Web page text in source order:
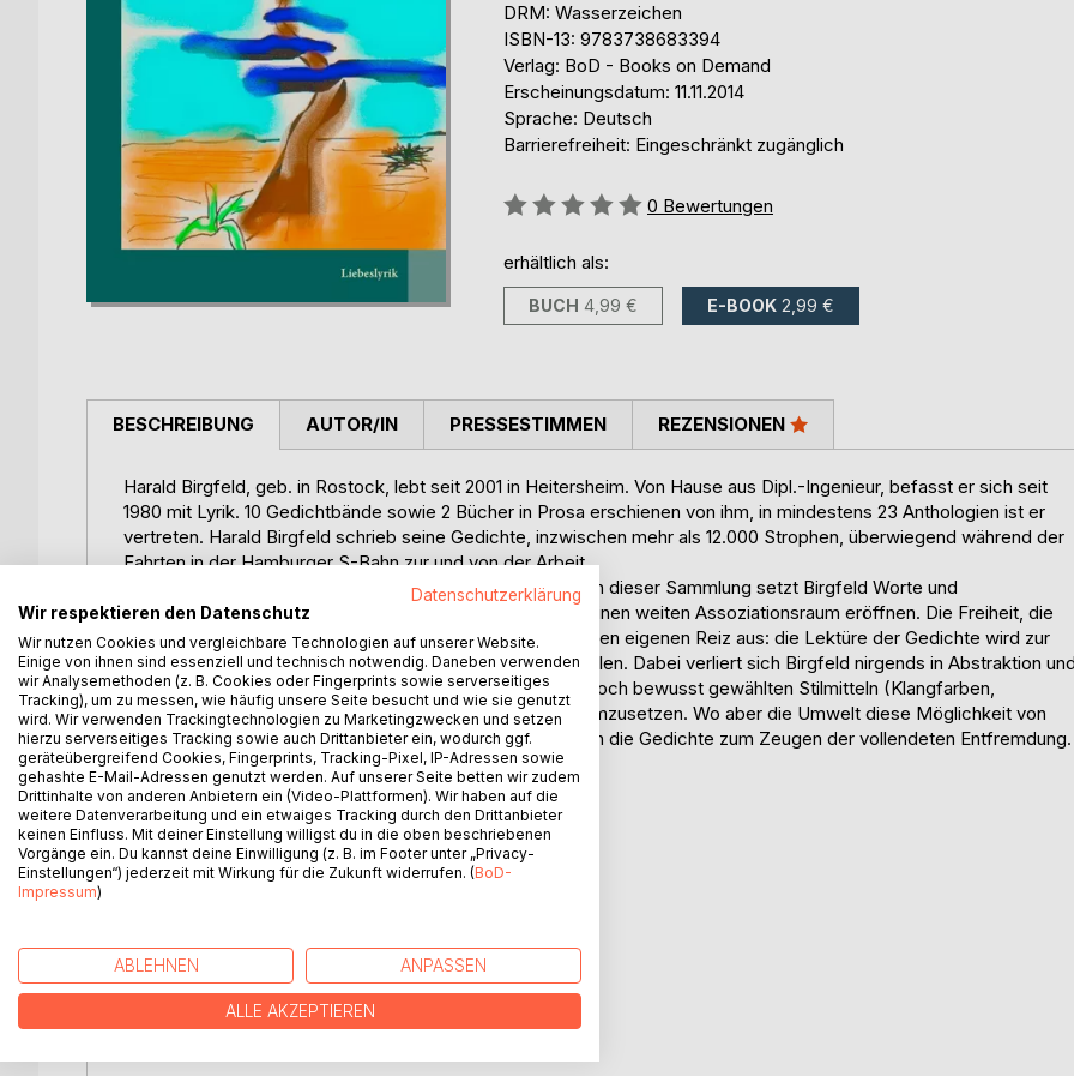
DRM: Wasserzeichen
ISBN-13: 9783738683394
Verlag: BoD - Books on Demand
Erscheinungsdatum: 11.11.2014
Sprache: Deutsch
Barrierefreiheit: Eingeschränkt zugänglich
Bewertung::
0 Bewertungen
erhältlich als:
BUCH 4,99 € E-BOOK 2,99 €
BESCHREIBUNG
Harald Birgfeld, geb. in Rostock, lebt seit 2001 in Heitersheim. Von Hause aus Dipl.-Ingenieur, befasst er sich seit
1980 mit Lyrik. 10 Gedichtbände sowie 2 Bücher in Prosa erschienen von ihm, in mindestens 23 Anthologien ist er
vertreten. Harald Birgfeld schrieb seine Gedichte, inzwischen mehr als 12.000 Strophen, überwiegend während der
Fahrten in der Hamburger S-Bahn zur und von der Arbeit.
In den sprachlich aufs Äußerste reduzierten 132 Gedichten dieser Sammlung setzt Birgfeld Worte und
Satzfragmente gegeneinander, lässt sie Pole bilden, die einen weiten Assoziationsraum eröffnen. Die Freiheit, die
sie dem Leser lassen, diesen Freiraum zu füllen, macht ihren eigenen Reiz aus: die Lektüre der Gedichte wird zur
Herausforderung, sich seinen eigenen Erfahrungen zu stellen. Dabei verliert sich Birgfeld nirgends in Abstraktion
leeren Begriffen: er versucht im Gegenteil, mit wenigen, doch bewusst gewählten Stilmitteln (Klangfarben,
sparsamen Reimen) die Erfahrung der Sinne in Sprache umzusetzen. Wo aber die Umwelt diese Möglichkeit von
'Erfahrung' im wörtlichen Sinne nicht mehr zulässt, werden die Gedichte zum Zeugen der vollendeten Entfremdung.
Ich umfasse dich
Von hinten
Jeden Morgen
Im Spiegel wird
AUTOR/IN PRESSESTIMMEN REZENSIONEN
Datenschutzerklärung
Wir respektieren den Datenschutz
Wir nutzen Cookies und vergleichbare Technologien auf unserer Website.
Einige von ihnen sind essenziell und technisch notwendig. Daneben verwenden
wir Analysemethoden (z. B. Cookies oder Fingerprints sowie serverseitiges
Tracking), um zu messen, wie häufig unsere Seite besucht und wie sie genutzt
wird. Wir verwenden Trackingtechnologien zu Marketingzwecken und setzen
hierzu serverseitiges Tracking sowie auch Drittanbieter ein, wodurch ggf.
geräteübergreifend Cookies, Fingerprints, Tracking-Pixel, IP-Adressen sowie
gehashte E-Mail-Adressen genutzt werden. Auf unserer Seite betten wir zudem
Drittinhalte von anderen Anbietern ein (Video-Plattformen). Wir haben auf die
weitere Datenverarbeitung und ein etwaiges Tracking durch den Drittanbieter
keinen Einfluss. Mit deiner Einstellung willigst du in die oben beschriebenen
Vorgänge ein. Du kannst deine Einwilligung (z. B. im Footer unter „Privacy-
Einstellungen“) jederzeit mit Wirkung für die Zukunft widerrufen. (BoD-
Impressum)
ABLEHNEN ANPASSEN
ALLE AKZEPTIEREN